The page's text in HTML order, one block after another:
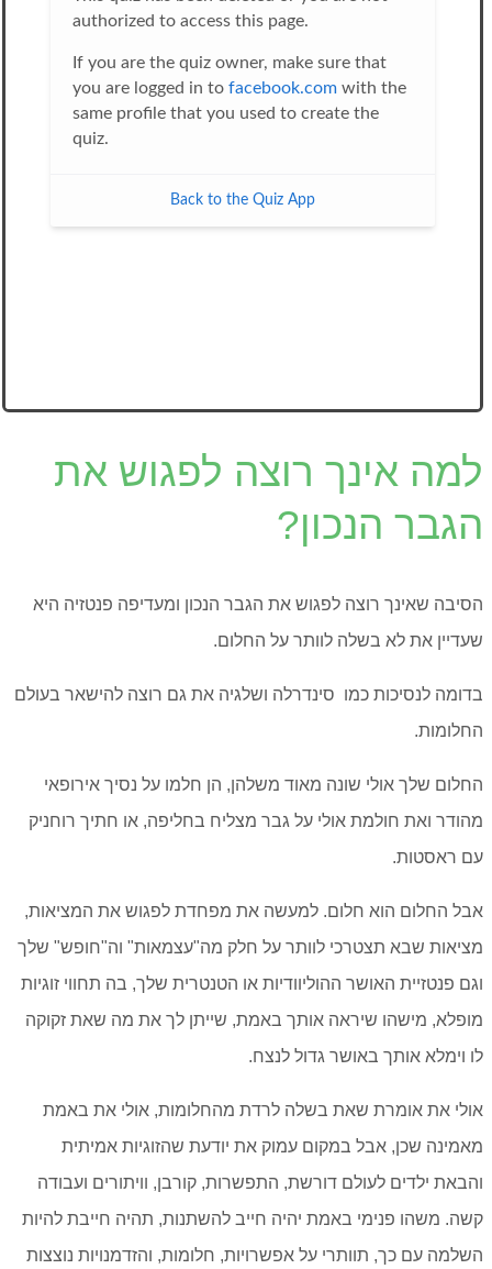
למה אינך רוצה לפגוש את
הגבר הנכון?
הסיבה שאינך רוצה לפגוש את הגבר הנכון ומעדיפה פנטזיה היא
שעדיין את לא בשלה לוותר על החלום.
בדומה לנסיכות כמו סינדרלה ושלגיה את גם רוצה להישאר בעולם
החלומות.
החלום שלך אולי שונה מאוד משלהן, הן חלמו על נסיך אירופאי
מהודר ואת חולמת אולי על גבר מצליח בחליפה, או חתיך רוחניק
עם ראסטות.
אבל החלום הוא חלום. למעשה את מפחדת לפגוש את המציאות,
מציאות שבא תצטרכי לוותר על חלק מה"עצמאות" וה"חופש" שלך
וגם פנטזיית האושר ההוליוודיות או הטנטרית שלך, בה תחווי זוגיות
מופלא, מישהו שיראה אותך באמת, שייתן לך את מה שאת זקוקה
לו וימלא אותך באושר גדול לנצח.
‏אולי את אומרת שאת בשלה לרדת מהחלומות, אולי את באמת
מאמינה שכן, אבל במקום עמוק את יודעת שהזוגיות אמיתית
והבאת ילדים לעולם דורשת, התפשרות, קורבן, וויתורים ועבודה
קשה. משהו פנימי באמת יהיה חייב להשתנות, תהיה חייבת להיות
השלמה עם כך, תוותרי על אפשרויות, חלומות, והזדמנויות נוצצות